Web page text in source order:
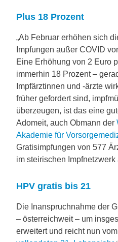
Plus 18 Prozent
„Ab Februar erhöhen sich
Impfungen außer COVID
Eine Erhöhung von 2 Euro
immerhin 18 Prozent –
Impfärztinnen und -ärzte
früher gefordert sind,
überzeugen, ist das eine
Adomeit, auch Obmann der
Akademie für
Gratisimpfungen von 577
im steirischen
HPV gratis bis 21
Die Inanspruchnahme der
– österreichweit – um
erweitert und reicht nun